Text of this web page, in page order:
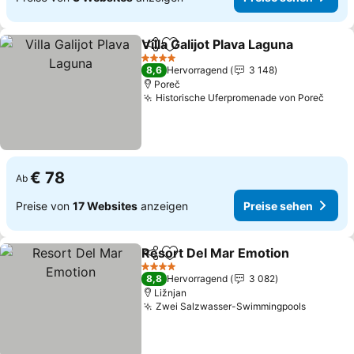
TeilenZu Favoriten hinzufügen
Villa Galijot Plava Laguna
4 Sterne
8,6 Hervorragend
3 148
Poreč
Historische Uferpromenade von Poreč
Ab € 78
Preise von 17 Websites anzeigen Preise sehen
TeilenZu Favoriten hinzufügen
Resort Del Mar Emotion
4 Sterne
8,8 Hervorragend
3 082
Ližnjan
Zwei Salzwasser-SwimmingpoolsPreise